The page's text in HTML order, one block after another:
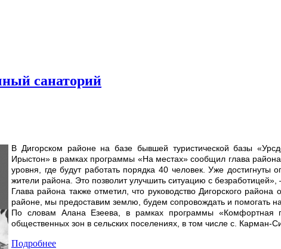
санаторий
В Дигорском районе на базе бывшей туристической базы
Ирыстон» в рамках программы «На местах» сообщил глава
уровня, где будут работать порядка 40 человек. Уже
жители района. Это позволит улучшить ситуацию с безработицей»,
Глава района также отметил, что руководство Дигорского
районе, мы предоставим землю, будем сопровождать и помогать
По словам Алана Езеева, в рамках программы «Комфортная
общественных зон в сельских поселениях, в том числе с. Карман-
Подробнее